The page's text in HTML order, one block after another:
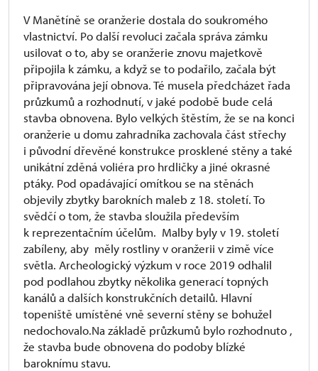
V Manětíně se oranžerie dostala do soukromého
vlastnictví. Po další revoluci začala správa zámku
usilovat o to, aby se oranžerie znovu majetkově
připojila k zámku, a když se to podařilo, začala být
připravována její obnova. Té musela předcházet řada
průzkumů a rozhodnutí, v jaké podobě bude celá
stavba obnovena. Bylo velkých štěstím, že se na konci
oranžerie u domu zahradníka zachovala část střechy
i původní dřevěné konstrukce prosklené stěny a také
unikátní zděná voliéra pro hrdličky a jiné okrasné
ptáky. Pod opadávající omítkou se na stěnách
objevily zbytky barokních maleb z 18. století. To
svědčí o tom, že stavba sloužila především
k reprezentačním účelům. Malby byly v 19. století
zabíleny, aby měly rostliny v oranžerii v zimě více
světla. Archeologický výzkum v roce 2019 odhalil
pod podlahou zbytky několika generací topných
kanálů a dalších konstrukčních detailů. Hlavní
topeniště umístěné vně severní stěny se bohužel
nedochovalo.Na základě průzkumů bylo rozhodnuto ,
že stavba bude obnovena do podoby blízké
baroknímu stavu.